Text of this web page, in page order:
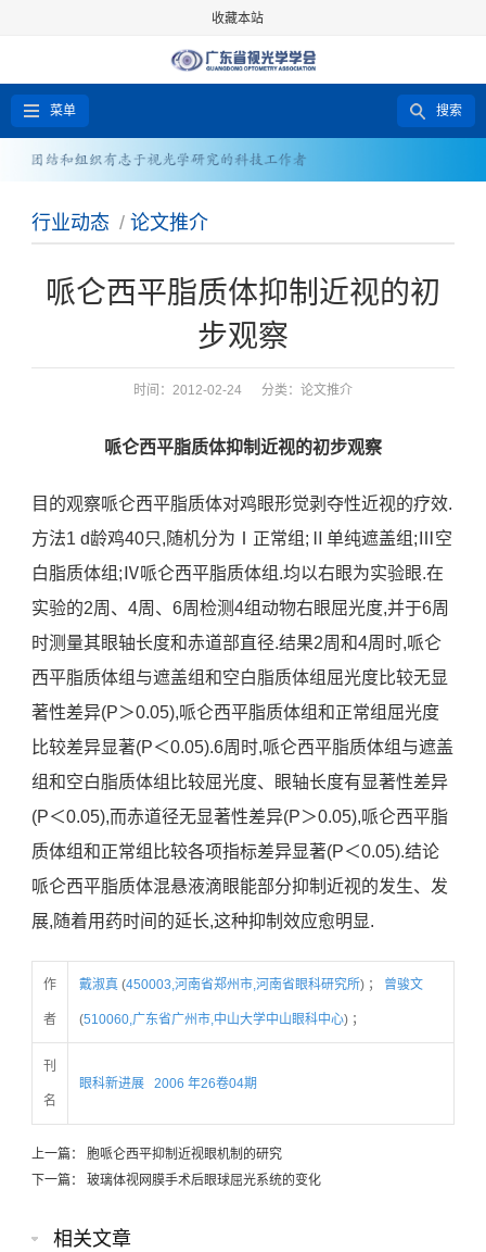
收藏本站
菜单 搜索
行业动态 / 论文推介
哌仑西平脂质体抑制近视的初
步观察
时间：2012-02-24 分类： 论文推介
哌仑西平脂质体抑制近视的初步观察
目的观察哌仑西平脂质体对鸡眼形觉剥夺性近视的疗效.
方法1 d龄鸡40只,随机分为Ⅰ正常组;Ⅱ单纯遮盖组;Ⅲ空
白脂质体组;Ⅳ哌仑西平脂质体组.均以右眼为实验眼.在
实验的2周、4周、6周检测4组动物右眼屈光度,并于6周
时测量其眼轴长度和赤道部直径.结果2周和4周时,哌仑
西平脂质体组与遮盖组和空白脂质体组屈光度比较无显
著性差异(P＞0.05),哌仑西平脂质体组和正常组屈光度
比较差异显著(P＜0.05).6周时,哌仑西平脂质体组与遮盖
组和空白脂质体组比较屈光度、眼轴长度有显著性差异
(P＜0.05),而赤道径无显著性差异(P＞0.05),哌仑西平脂
质体组和正常组比较各项指标差异显著(P＜0.05).结论
哌仑西平脂质体混悬液滴眼能部分抑制近视的发生、发
展,随着用药时间的延长,这种抑制效应愈明显.
作
者
戴淑真 (450003,河南省郑州市,河南省眼科研究所) ； 曾骏文
(510060,广东省广州市,中山大学中山眼科中心) ；
刊
名
眼科新进展 2006 年26卷04期
上一篇： 胞哌仑西平抑制近视眼机制的研究
下一篇： 玻璃体视网膜手术后眼球屈光系统的变化
相关文章